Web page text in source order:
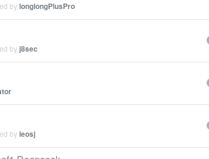
bylonglongPlusPro
by j8sec
byleosj